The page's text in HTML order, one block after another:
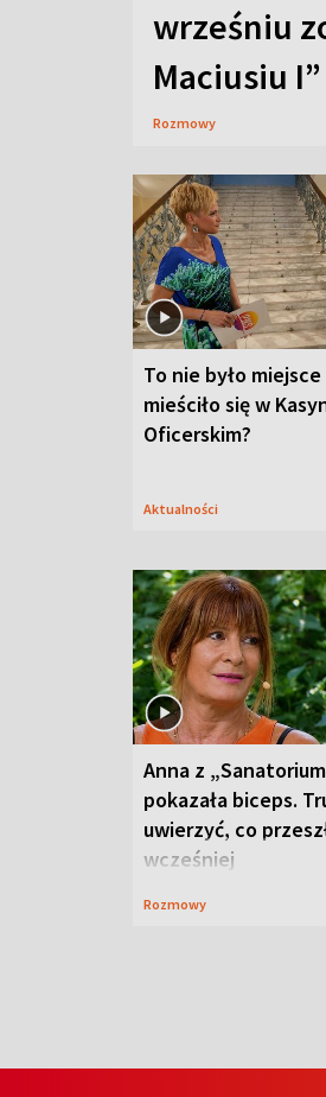
wrześniu
Maciusiu I”
Rozmowy
To nie było
mieściło się w
Oficerskim?
Aktualności
Anna z
pokazała biceps.
uwierzyć, co
wcześniej
Rozmowy